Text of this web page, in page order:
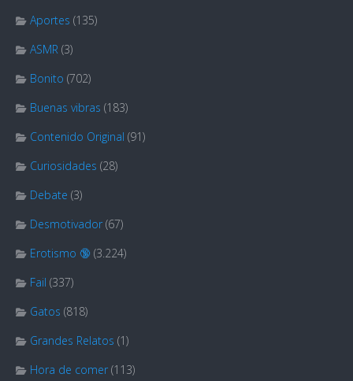
Aportes (135)
ASMR (3)
Bonito (702)
Buenas vibras (183)
Contenido Original (91)
Curiosidades (28)
Debate (3)
Desmotivador (67)
Erotismo 🔞 (3.224)
Fail (337)
Gatos (818)
Grandes Relatos (1)
Hora de comer (113)